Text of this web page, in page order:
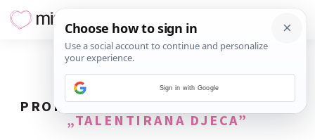
PRONAĐENO13REZULTATA ZA TAG
„TALENTIRANA DJECA”
Sign in with Google